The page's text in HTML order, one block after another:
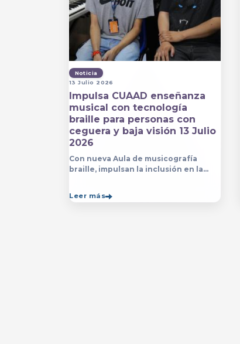
Noticia
13 Julio 2026
Impulsa CUAAD enseñanza
musical con tecnología
braille para personas con
ceguera y baja visión 13 Julio
2026
Con nueva Aula de musicografía
braille, impulsan la inclusión en la
visual se formen con mayor
Leer más